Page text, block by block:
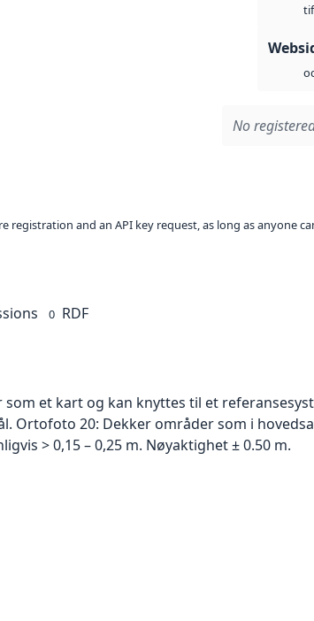
No
registration and an API key request, as long as anyone
0 RDF
et kart og kan knyttes til et
20: Dekker områder som i
> 0,15 – 0,25 m. Nøyaktighet ± 0.50 m.